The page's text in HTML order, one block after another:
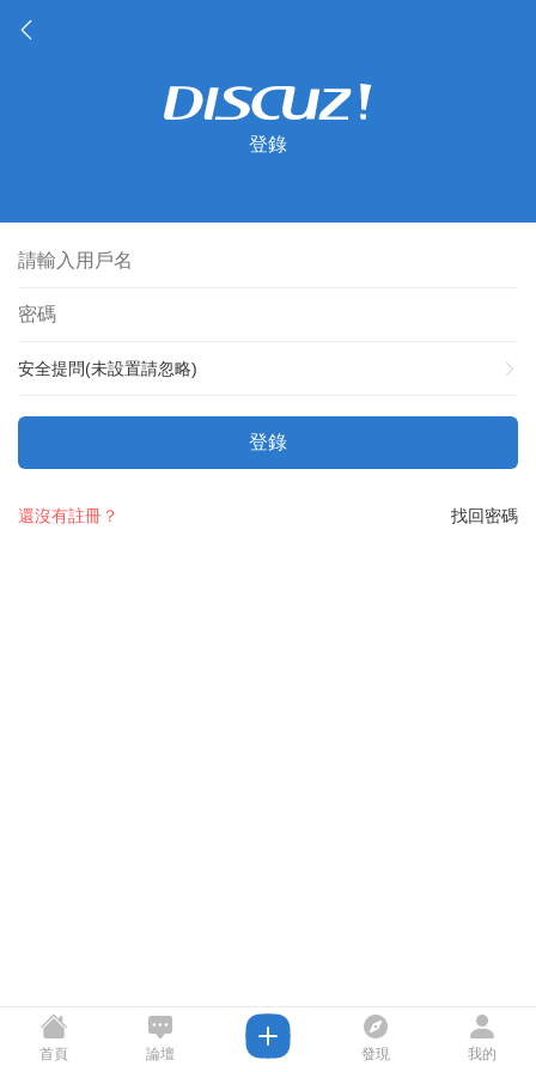
登錄
安全提問(未設置請忽略)
登錄
找回密碼
還沒有註冊？
首頁 論壇 發現 我的